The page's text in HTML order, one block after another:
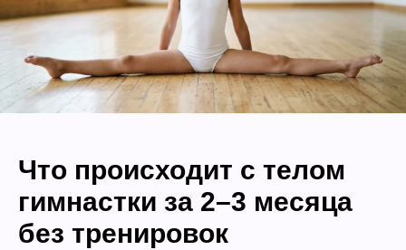
Что происходит с телом
гимнастки за 2–3 месяца
без тренировок